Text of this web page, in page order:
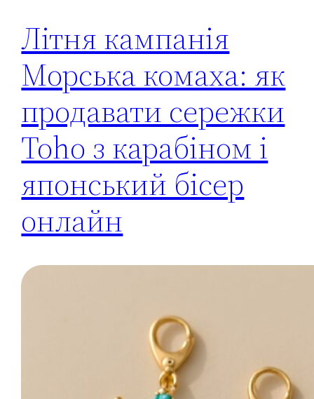
Літня кампанія
Морська комаха: як
продавати сережки
Toho з карабіном і
японський бісер
онлайн